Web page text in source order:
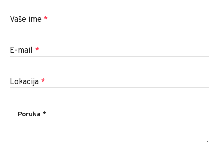
Vaše ime *
E-mail *
Lokacija *